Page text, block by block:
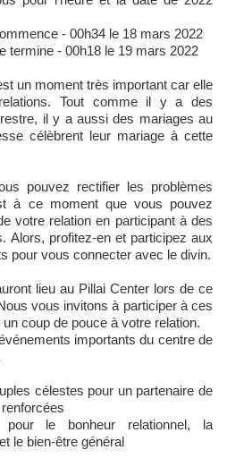
- 00h34 le 18 mars 2022
termine - 00h18 le 19 mars 2022
un moment très important car elle
Tout comme il y a des
il y a aussi des mariages au
célèbrent leur mariage à cette
pouvez rectifier les problèmes
à ce moment que vous pouvez
votre relation en participant à des
Alors, profitez-en et participez aux
pour vous connecter avec le divin.
lieu au Pillai Center lors de ce
vous invitons à participer à ces
coup de pouce à votre relation.
importants du centre de
célestes pour un partenaire de
le bonheur relationnel, la
le bien-être général